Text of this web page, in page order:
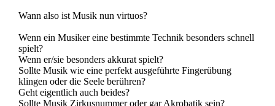
Wann also ist Musik nun virtuos?
Wenn ein Musiker eine bestimmte Technik besonders schnell
spielt?
Wenn er/sie besonders akkurat spielt?
Sollte Musik wie eine perfekt ausgeführte Fingerübung
klingen oder die Seele berühren?
Geht eigentlich auch beides?
Sollte Musik Zirkusnummer oder gar Akrobatik sein?